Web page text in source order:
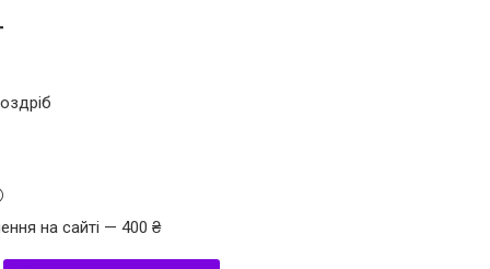
на сайті — 400 ₴